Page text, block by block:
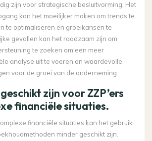
zijn voor strategische besluitvorming. Het
kan het moeilijker maken om trends te
te optimaliseren en groeikansen te
gevallen kan het raadzaam zijn om
te zoeken om een meer
analyse uit te voeren en waardevolle
voor de groei van de onderneming.
zijn voor ZZP’ers
financiële situaties.
financiële situaties kan het gebruik
minder geschikt zijn.